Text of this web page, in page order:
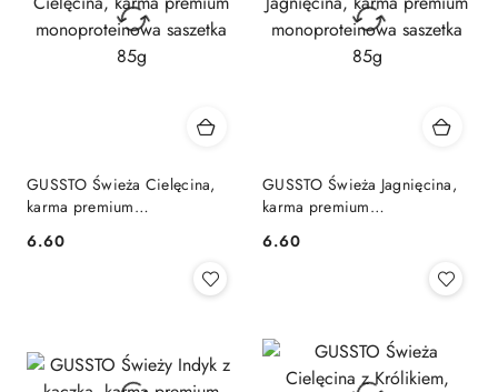
GUSSTO Świeża Cielęcina,
karma premium
85g
Cena:
6.60
GUSSTO Świeża Jagnięcina,
karma premium
85g
Cena:
6.60